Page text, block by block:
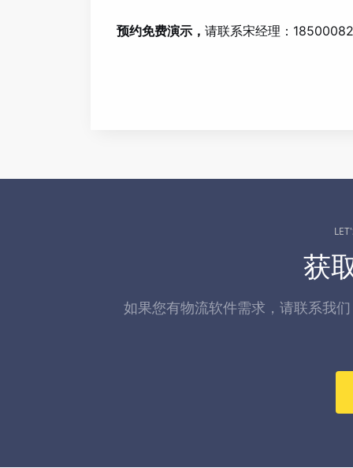
预约免费演示， 请联系宋经理：
获
如果您有物流软件需求，请联系我